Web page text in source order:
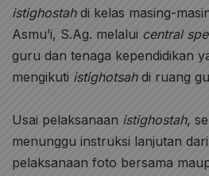
istighostahdi kelas masing-
Asmu’i, S.Ag. melalui central
guru dan tenaga kependidikan
mengikuti istighotsahdi ruang
Usai pelaksanaan istighostah,
menunggu instruksi lanjutan
pelaksanaan foto bersama